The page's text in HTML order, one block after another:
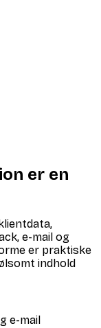
er en
e-mail og
er praktiske
indhold
e-mail